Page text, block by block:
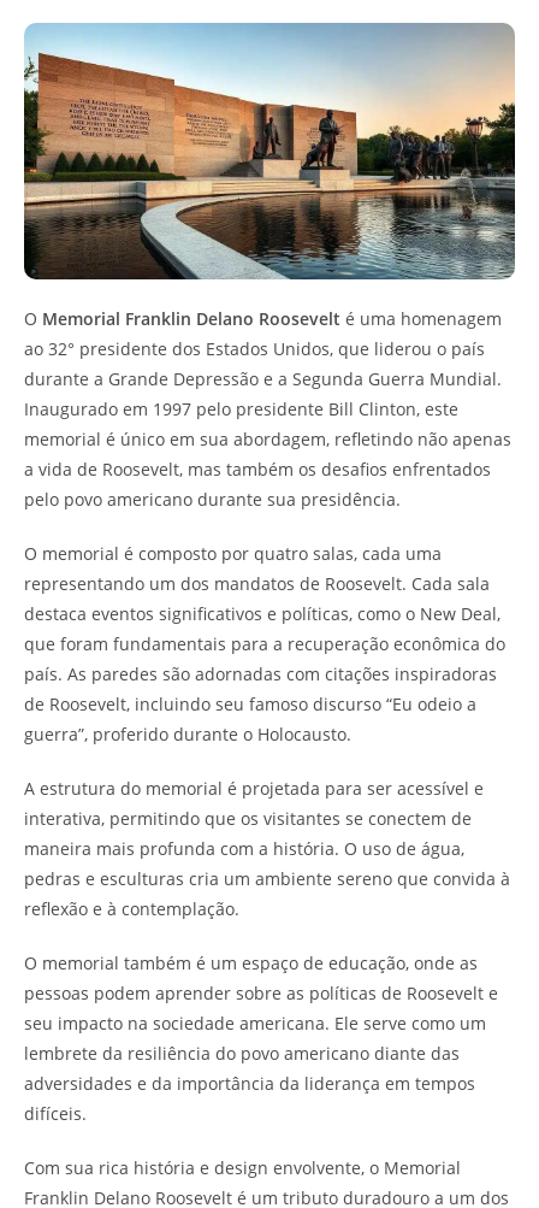
O Memorial Franklin Delano Roosevelt é uma homenagem
ao 32° presidente dos Estados Unidos, que liderou o país
durante a Grande Depressão e a Segunda Guerra Mundial.
Inaugurado em 1997 pelo presidente Bill Clinton, este
memorial é único em sua abordagem, refletindo não apenas
a vida de Roosevelt, mas também os desafios enfrentados
pelo povo americano durante sua presidência.
O memorial é composto por quatro salas, cada uma
representando um dos mandatos de Roosevelt. Cada sala
destaca eventos significativos e políticas, como o New Deal,
que foram fundamentais para a recuperação econômica do
país. As paredes são adornadas com citações inspiradoras
de Roosevelt, incluindo seu famoso discurso “Eu odeio a
guerra”, proferido durante o Holocausto.
A estrutura do memorial é projetada para ser acessível e
interativa, permitindo que os visitantes se conectem de
maneira mais profunda com a história. O uso de água,
pedras e esculturas cria um ambiente sereno que convida à
reflexão e à contemplação.
O memorial também é um espaço de educação, onde as
pessoas podem aprender sobre as políticas de Roosevelt e
seu impacto na sociedade americana. Ele serve como um
lembrete da resiliência do povo americano diante das
adversidades e da importância da liderança em tempos
difíceis.
Com sua rica história e design envolvente, o Memorial
Franklin Delano Roosevelt é um tributo duradouro a um dos